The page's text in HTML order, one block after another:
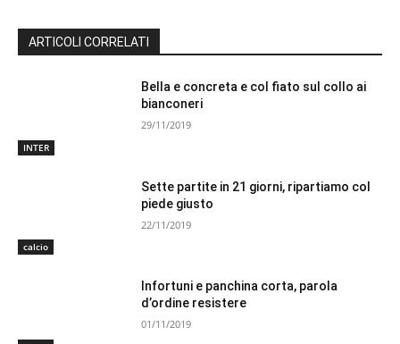
ARTICOLI CORRELATI
INTER
Bella e concreta e col fiato sul collo ai
bianconeri
29/11/2019
calcio
Sette partite in 21 giorni, ripartiamo col
piede giusto
22/11/2019
Infortuni e panchina corta, parola
d’ordine resistere
01/11/2019